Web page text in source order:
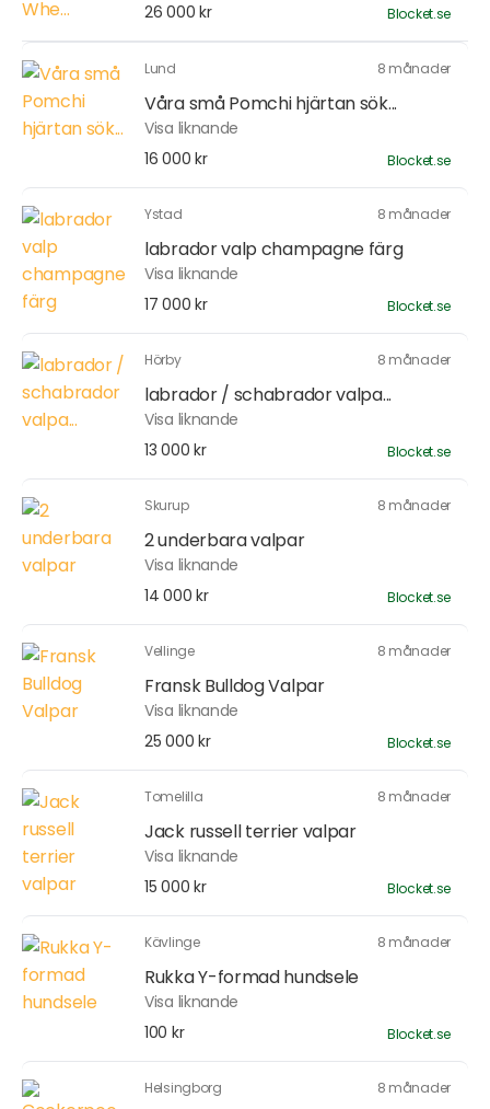
26 000 kr
Blocket.se
Lund 8 månader
Våra små Pomchi hjärtan sök...
Visa liknande
16 000 kr
Blocket.se
Ystad 8 månader
labrador valp champagne färg
Visa liknande
17 000 kr
Blocket.se
Hörby 8 månader
labrador / schabrador valpa...
Visa liknande
13 000 kr
Blocket.se
Skurup 8 månader
2 underbara valpar
Visa liknande
14 000 kr
Blocket.se
Vellinge 8 månader
Fransk Bulldog Valpar
Visa liknande
25 000 kr
Blocket.se
Tomelilla 8 månader
Jack russell terrier valpar
Visa liknande
15 000 kr
Blocket.se
Kävlinge 8 månader
Rukka Y-formad hundsele
Visa liknande
100 kr
Blocket.se
Helsingborg 8 månader